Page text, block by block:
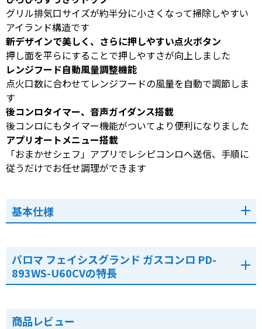
グリル排気口サイズが約半分に小さくなって掃除しやすい
アイランド構造です
新デザインで美しく、さらに押しやすい点火ボタン
押し面を平らにすることで押しやすさが向上しました
レンジフード自動風量調整機能
点火口数に合わせてレンジフードの風量を自動で調節しま
す
後コンロタイマー、音声ガイダンス搭載
後コンロにもタイマー機能がついてより便利になりました
アプリオートメニュー搭載
「おまかせシェフ」アプリでレシピコンロへ送信、手順に
従うだけでお任せ調理ができます
基本仕様
パロマ フェイシスグランド ガスコンロ PD-
893WS-U60CVの特長
商品レビュー